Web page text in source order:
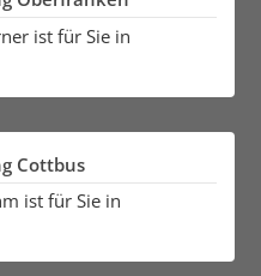
ist für Sie in
Cottbus
ist für Sie in